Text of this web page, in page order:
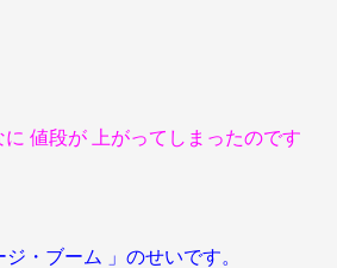
値段が 上がってしまったのです
ジ・ブーム 」のせいです。